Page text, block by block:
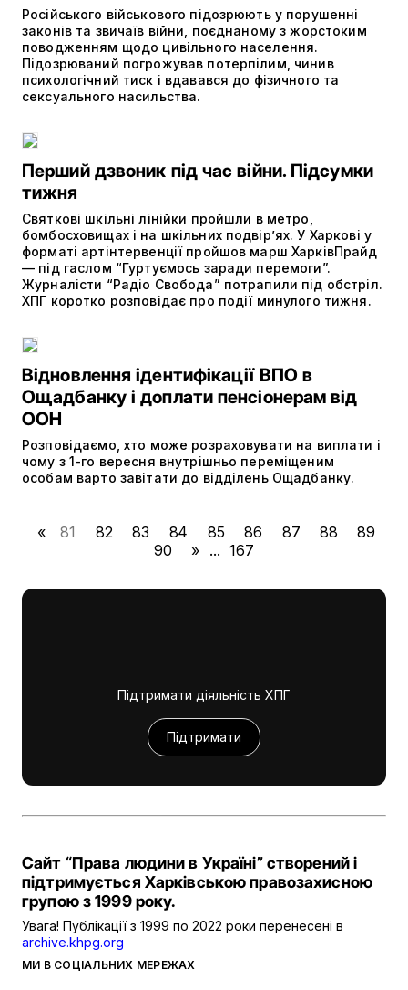
Російського військового підозрюють у порушенні
законів та звичаїв війни, поєднаному з жорстоким
поводженням щодо цивільного населення.
Підозрюваний погрожував потерпілим, чинив
психологічний тиск і вдавався до фізичного та
сексуального насильства.
Перший дзвоник під час війни. Підсумки
тижня
Святкові шкільні лінійки пройшли в метро,
бомбосховищах і на шкільних подвір’ях. У Харкові у
форматі артінтервенції пройшов марш ХарківПрайд
— під гаслом “Гуртуємось заради перемоги”.
Журналісти “Радіо Свобода” потрапили під обстріл.
ХПГ коротко розповідає про події минулого тижня.
Відновлення ідентифікації ВПО в
Ощадбанку і доплати пенсіонерам від
ООН
Розповідаємо, хто може розраховувати на виплати і
чому з 1-го вересня внутрішньо переміщеним
особам варто завітати до відділень Ощадбанку.
« 81 82 83 84 85 86 87 88
89
90
» ... 167
Підтримати діяльність ХПГ
Підтримати
МИ В СОЦІАЛЬНИХ МЕРЕЖАХ
Сайт “Права людини в Україні” створений і
підтримується Харківською правозахисною
групою з 1999 року.
Увага! Публікації з 1999 по 2022 роки перенесені в
archive.khpg.org